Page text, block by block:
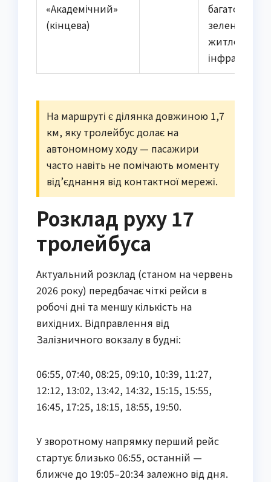
«Академічний»
(кінцева)
зелені
житлова
На маршруті є ділянка довжиною 1,7
км, яку тролейбус долає на
автономному ходу — пасажири
часто навіть не помічають моменту
від’єднання від контактної мережі.
Розклад руху 17
тролейбуса
Актуальний розклад (станом на червень
2026 року) передбачає чіткі рейси в
робочі дні та меншу кількість на
вихідних. Відправлення від
Залізничного вокзалу в будні:
06:55, 07:40, 08:25, 09:10, 10:39, 11:27,
12:12, 13:02, 13:42, 14:32, 15:15, 15:55,
16:45, 17:25, 18:15, 18:55, 19:50.
У зворотному напрямку перший рейс
стартує близько 06:55, останній —
ближче до 19:05–20:34 залежно від дня.